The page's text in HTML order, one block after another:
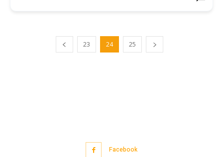
23 24 25
Facebook